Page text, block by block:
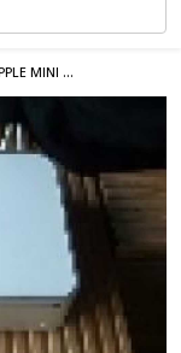
MINI ...